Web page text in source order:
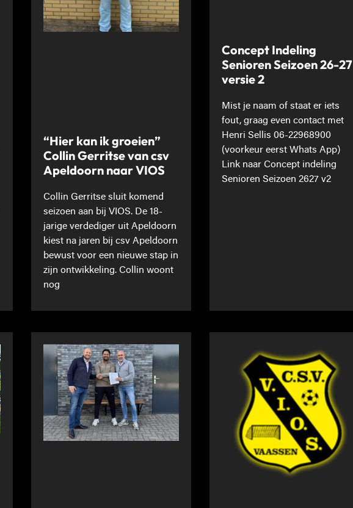
“Hier kan ik groeien”
Collin Gerritse van csv
Apeldoorn naar VIOS
Collin Gerritse sluit komend
seizoen aan bij VIOS. De 18-
jarige verdediger uit Apeldoorn
kiest na jaren bij csv Apeldoorn
bewust voor een nieuwe stap in
zijn ontwikkeling. Collin woont
nog
Concept Indeling
Senioren Seizoen 26-27
versie 2
Mist je naam of staat er iets
fout, graag even contact met
Henri Sellis 06-22968900
(voorkeur eerst Whats App)
Link naar Concept indeling
Senioren Seizoen 2627 v2